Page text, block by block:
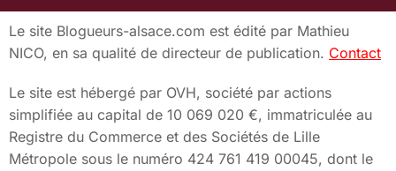
Le site Blogueurs-alsace.com est édité par Mathieu
NICO, en sa qualité de directeur de publication. Contact
Le site est hébergé par OVH, société par actions
simplifiée au capital de 10 069 020 €, immatriculée au
Registre du Commerce et des Sociétés de Lille
Métropole sous le numéro 424 761 419 00045, dont le